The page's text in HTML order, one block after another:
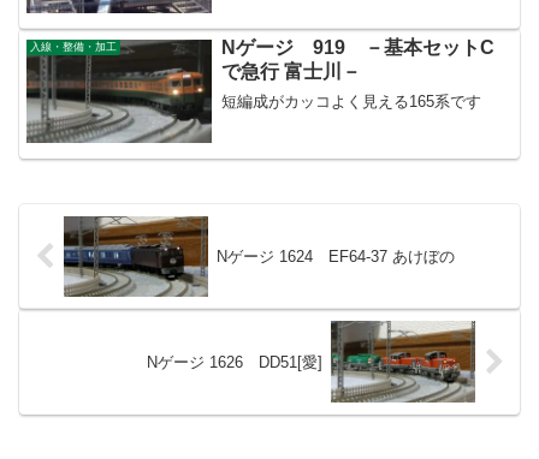
入線・整備・加工
Nゲージ 919 －基本セットC
で急行 富士川－
短編成がカッコよく見える165系です
Nゲージ 1624 EF64-37 あけぼの
Nゲージ 1626 DD51[愛]